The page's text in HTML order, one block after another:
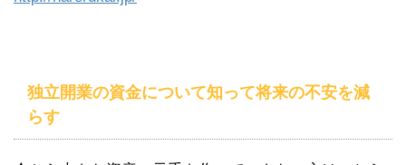
独立開業の資金について知って将来の不安を減
らす